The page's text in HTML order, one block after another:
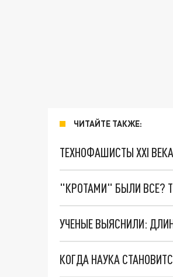
ЧИТАЙТЕ ТАКЖЕ:
ТЕХНОФАШИСТЫ XXI ВЕКА
"КРОТАМИ" БЫЛИ ВСЕ?
УЧЕНЫЕ ВЫЯСНИЛИ:
КОГДА НАУКА